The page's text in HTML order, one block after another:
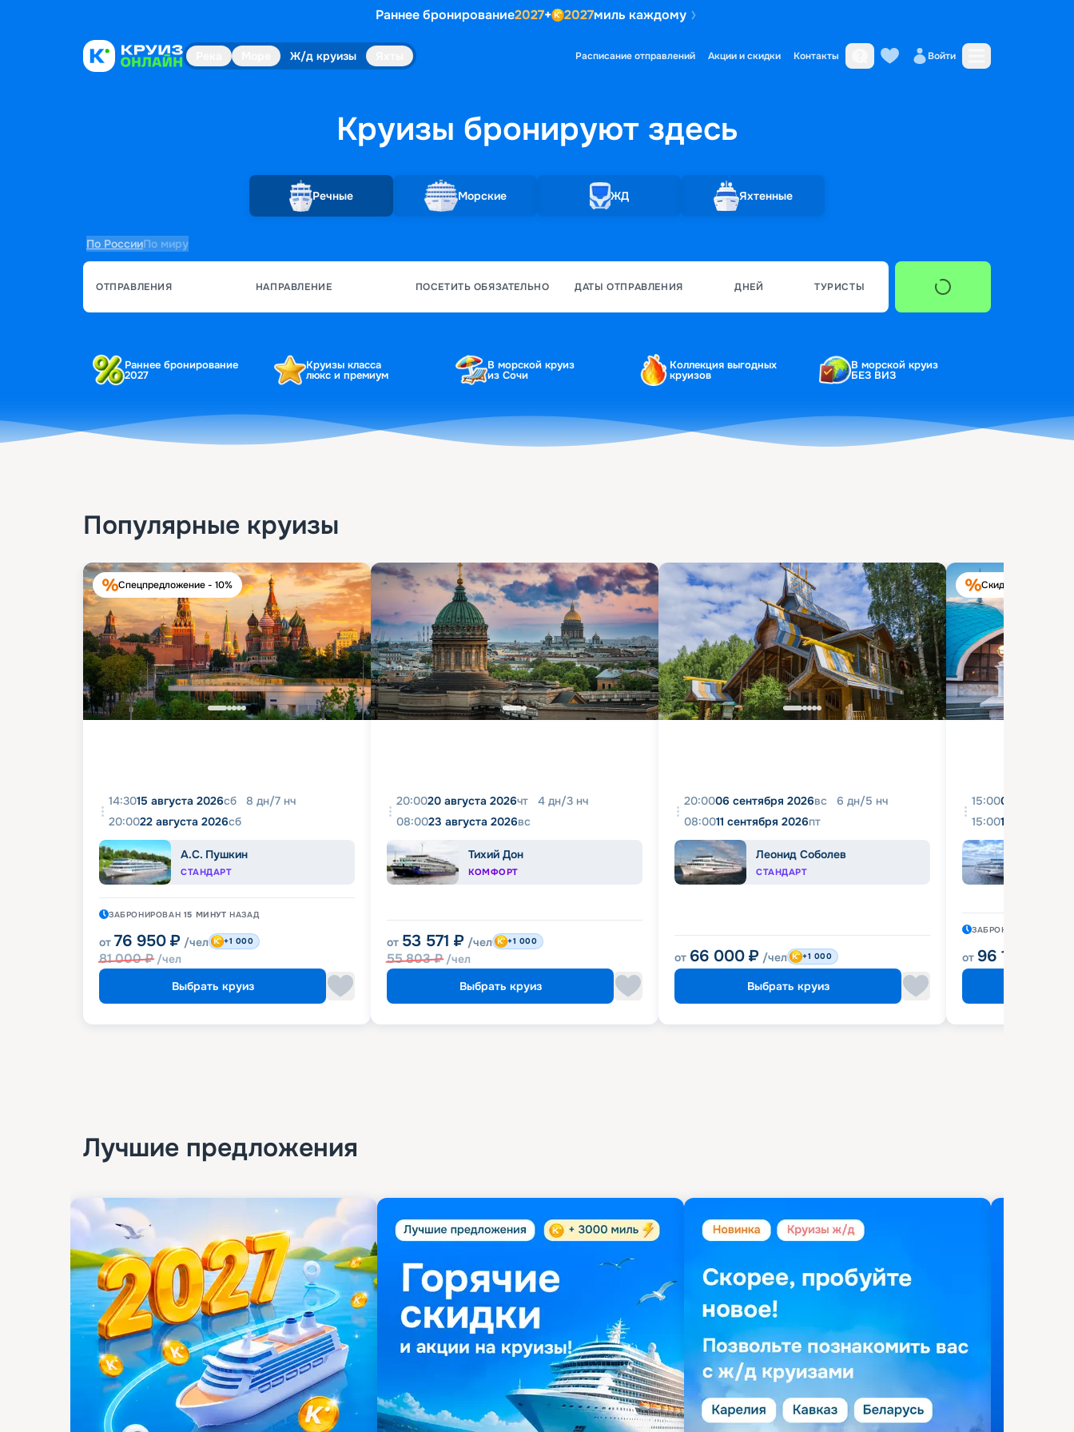
Раннее бронирование2027+ 2027миль каждому
Ж/д круизы Расписание отправлений Акции и скидки Контакты Войти
Круизы бронируютздесь
Речные Морские ЖД Яхтенные
По РоссииПо миру
ОТПРАВЛЕНИЯ НАПРАВЛЕНИЕ ПОСЕТИТЬ ОБЯЗАТЕЛЬНО ДАТЫ ОТПРАВЛЕНИЯ ДНЕЙ ТУРИСТЫ
Раннее бронирование
2027
Круизы класса
люкс и премиум
В морской круиз
из Сочи
Коллекция выгодных
круизов
В морской круиз
БЕЗ ВИЗ
Популярные круизы
Спецпредложение - 10%
14:3015 августа 2026сб 8 дн/7 нч
20:0022 августа 2026сб
А.С. Пушкин
СТАНДАРТ
ЗАБРОНИРОВАН 15 МИНУТ НАЗАД
от 76 950 ₽ /чел
81 000₽ /чел
+1 000
Выбрать круиз
20:0020 августа 2026чт 4 дн/3 нч
08:0023 августа 2026вс
Тихий Дон
КОМФОРТ
от 53 571 ₽ /чел
55 803₽ /чел
+1 000
Выбрать круиз
20:0006 сентября 2026вс 6 дн/5 нч
08:0011 сентября 2026пт
Леонид Соболев
СТАНДАРТ
от 66 000 ₽ /чел +1 000
Выбрать круиз
Скидка на круиз
15:0008 августа
15:0018 августа
ЗАБРОНИРОВАН
от 96 120
Лучшие предложения